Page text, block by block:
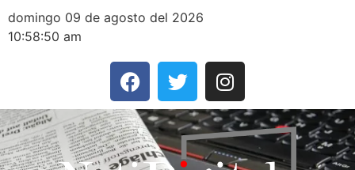
domingo 09 de agosto del 2026
10:58:50 am